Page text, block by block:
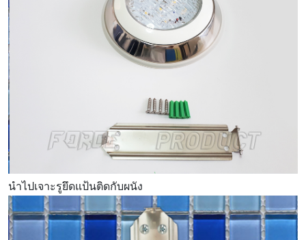
นำไปเจาะรูยึดแป้นติดกับผนัง